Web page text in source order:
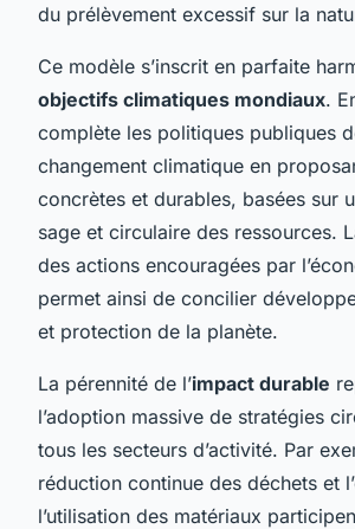
du prélèvement excessif sur la
Ce modèle s’inscrit en parfaite
objectifs climatiques mondiaux.
complète les politiques publiques
changement climatique en
concrètes et durables, basées sur
sage et circulaire des ressources.
des actions encouragées par
permet ainsi de concilier
et protection de la planète.
La pérennité de l’impact durable
l’adoption massive de stratégies
tous les secteurs d’activité. Par
réduction continue des déchets et
l’utilisation des matériaux